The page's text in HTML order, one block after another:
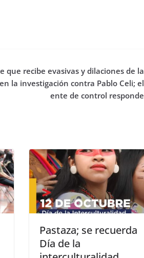
que recibe evasivas y dilaciones de la
la investigación contra Pablo Celi; el
ente de control responde
Pastaza; se recuerda
Día de la